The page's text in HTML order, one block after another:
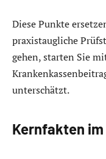
Diese Punkte
praxistaugliche
gehen, starten Sie
unterschätzt.
Kernfakten